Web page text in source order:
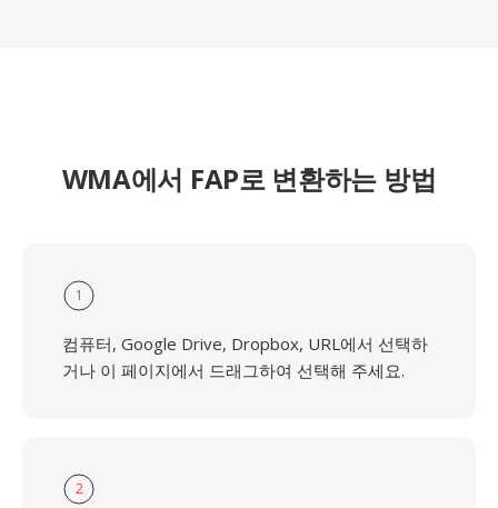
WMA에서 FAP로 변환하는 방법
1
컴퓨터, Google Drive, Dropbox, URL에서 선택하
거나 이 페이지에서 드래그하여 선택해 주세요.
2